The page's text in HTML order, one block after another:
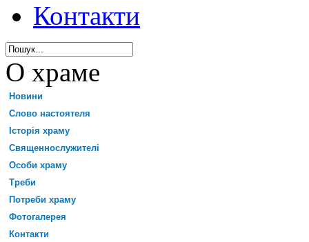
Контакти
О храме
Новини
Слово настоятеля
Історія храму
Священнослужителі
Особи храму
Треби
Потреби храму
Фотогалерея
Контакти